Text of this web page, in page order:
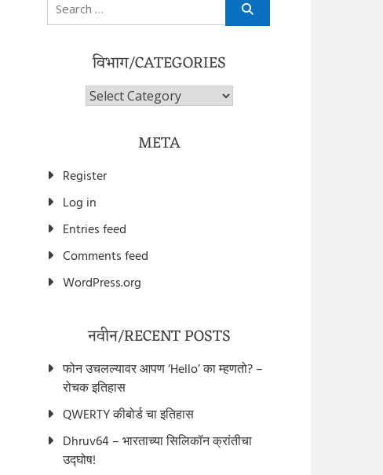
for:
विभाग/CATEGORIES
विभाग/Categories
META
Register
Log in
Entries feed
Comments feed
WordPress.org
नवीन/RECENT POSTS
फोन उचलल्यावर आपण ‘Hello’ का म्हणतो? –
रोचक इतिहास
QWERTY कीबोर्ड चा इतिहास
Dhruv64 – भारताच्या सिलिकॉन क्रांतीचा
उद्घोष!